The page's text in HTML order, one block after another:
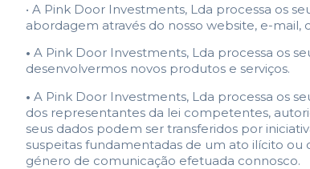
• A Pink Door Investments, Lda processa os
abordagem através do nosso website, e-mail,
• A Pink Door Investments, Lda processa os
desenvolvermos novos produtos e serviços.
• A Pink Door Investments, Lda processa os
dos representantes da lei competentes,
seus dados podem ser transferidos por
suspeitas fundamentadas de um ato ilícito ou
género de comunicação efetuada connosco.